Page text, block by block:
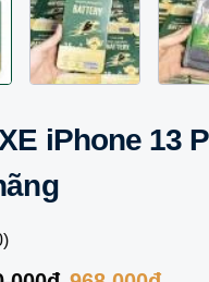
iPhone 13
)